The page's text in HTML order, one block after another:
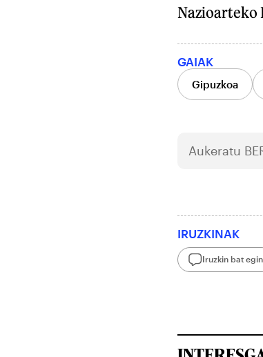
Nazioarteko
GAIAK
Gipuzkoa
Aukeratu
IRUZKINAK
Iruzkin bat egin